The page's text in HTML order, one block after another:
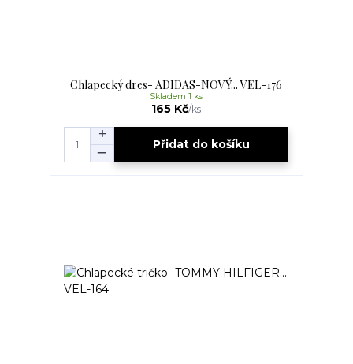
Chlapecký dres- ADIDAS-NOVÝ... VEL-176
165 Kč/ks
Skladem 1 ks
Přidat do košíku